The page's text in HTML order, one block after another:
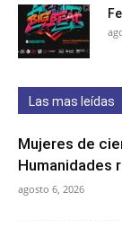
Las mas leídas
Mujeres de
Humanidades
agosto 6, 2026